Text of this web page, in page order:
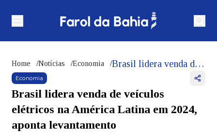
Home /Notícias /Economia / Brasil lidera venda de veículos elétricos na América Latina em 2024, aponta levantamento
Economia
Brasil lidera venda de veículos
elétricos na América Latina em 2024,
aponta levantamento